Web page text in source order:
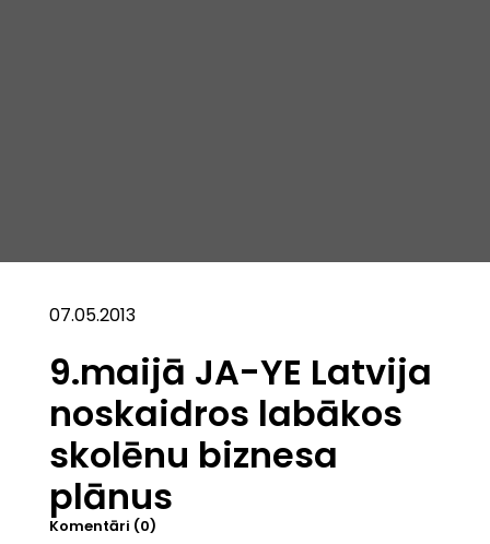
07.05.2013
9.maijā JA-YE Latvija
noskaidros labākos
skolēnu biznesa
plānus
Komentāri (0)